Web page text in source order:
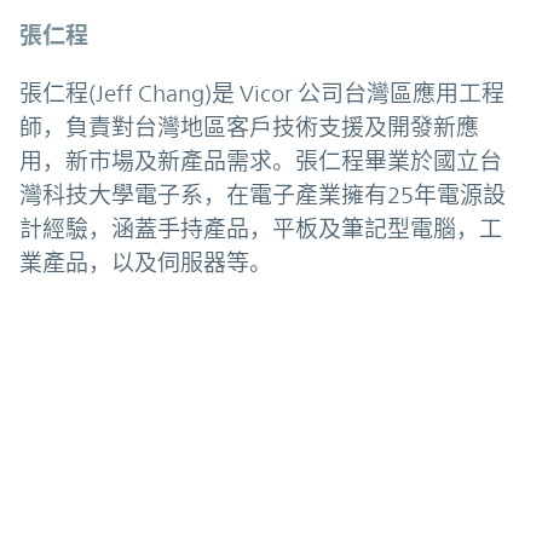
張仁程
張仁程(Jeff Chang)是 Vicor 公司台灣區應用工程
師，負責對台灣地區客戶技術支援及開發新應
用，新市場及新產品需求。張仁程畢業於國立台
灣科技大學電子系，在電子產業擁有25年電源設
計經驗，涵蓋手持產品，平板及筆記型電腦，工
業產品，以及伺服器等。